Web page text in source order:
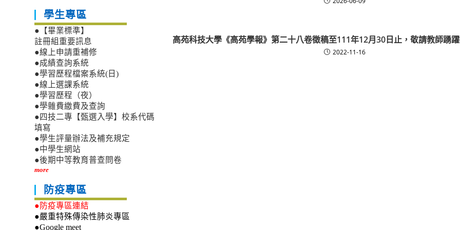
高苑科技大學《高苑學報》第二十八卷徵稿至111年12月30日止，敬請教師踴
2022-11-16
學生專區
●【畢業標準】
註冊組重要訊息
●線上申請重補修
●成績查詢系統
●學習歷程檔案系統(日)
●線上選課系統
●學習歷程（夜）
●學雜費繳費及查詢
●四技二專【甄選入學】校系代碼
填寫
●學生評量辦法及補充規定
●中學生網站
●後期中等教育普查問卷
more
防疫專區
●防疫專區連結
●嚴重特殊傳染性肺炎專區
●Google meet